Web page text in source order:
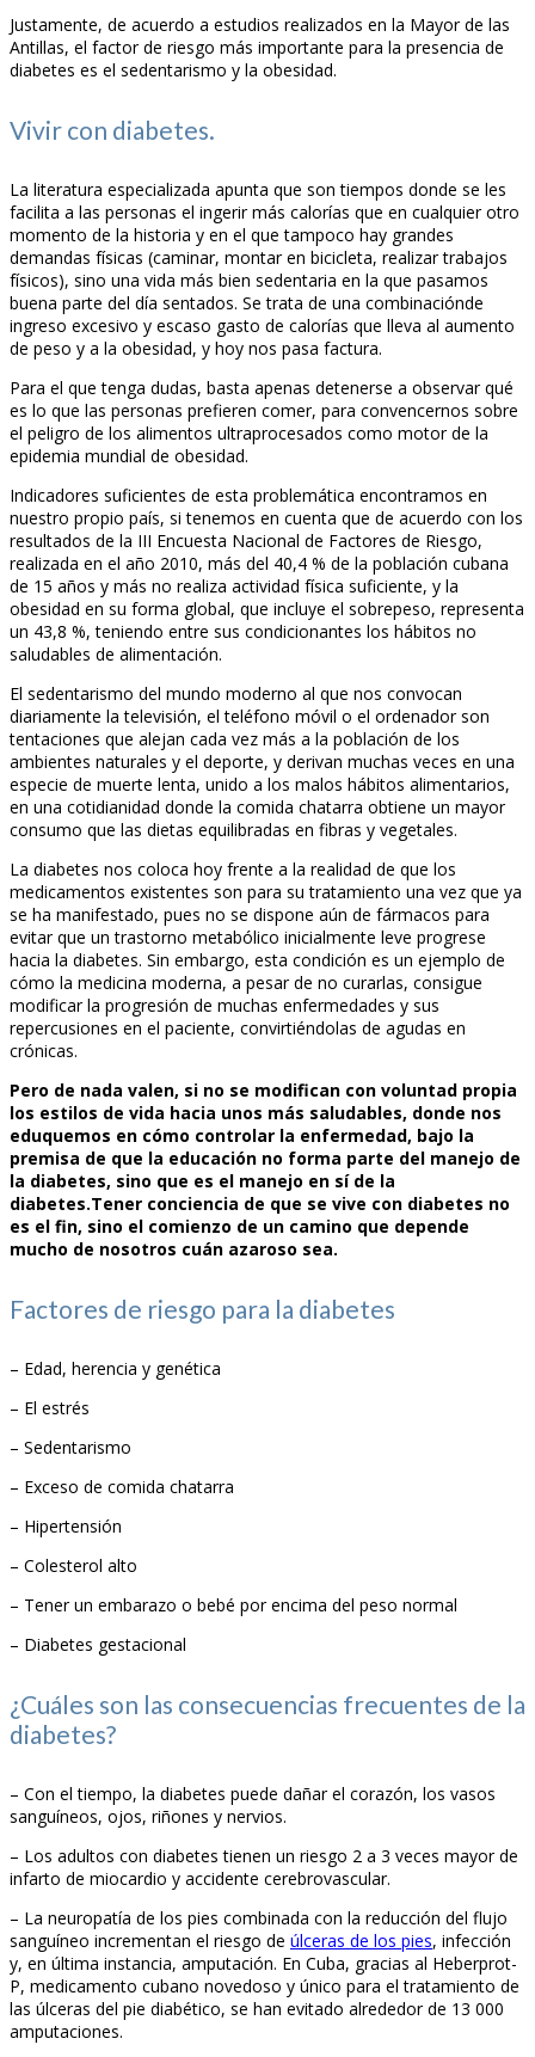
Justamente, de acuerdo a estudios realizados en la Mayor de las
Antillas, el factor de riesgo más importante para la presencia de
diabetes es el sedentarismo y la obesidad.
Vivir con diabetes.
La literatura especializada apunta que son tiempos donde se les
facilita a las personas el ingerir más calorías que en cualquier otro
momento de la historia y en el que tampoco hay grandes
demandas físicas (caminar, montar en bicicleta, realizar trabajos
físicos), sino una vida más bien sedentaria en la que pasamos
buena parte del día sentados. Se trata de una combinaciónde
ingreso excesivo y escaso gasto de calorías que lleva al aumento
de peso y a la obesidad, y hoy nos pasa factura.
Para el que tenga dudas, basta apenas detenerse a observar qué
es lo que las personas prefieren comer, para convencernos sobre
el peligro de los alimentos ultraprocesados como motor de la
epidemia mundial de obesidad.
Indicadores suficientes de esta problemática encontramos en
nuestro propio país, si tenemos en cuenta que de acuerdo con los
resultados de la III Encuesta Nacional de Factores de Riesgo,
realizada en el año 2010, más del 40,4 % de la población cubana
de 15 años y más no realiza actividad física suficiente, y la
obesidad en su forma global, que incluye el sobrepeso, representa
un 43,8 %, teniendo entre sus condicionantes los hábitos no
saludables de alimentación.
El sedentarismo del mundo moderno al que nos convocan
diariamente la televisión, el teléfono móvil o el ordenador son
tentaciones que alejan cada vez más a la población de los
ambientes naturales y el deporte, y derivan muchas veces en una
especie de muerte lenta, unido a los malos hábitos alimentarios,
en una cotidianidad donde la comida chatarra obtiene un mayor
consumo que las dietas equilibradas en fibras y vegetales.
La diabetes nos coloca hoy frente a la realidad de que los
medicamentos existentes son para su tratamiento una vez que ya
se ha manifestado, pues no se dispone aún de fármacos para
evitar que un trastorno metabólico inicialmente leve progrese
hacia la diabetes. Sin embargo, esta condición es un ejemplo de
cómo la medicina moderna, a pesar de no curarlas, consigue
modificar la progresión de muchas enfermedades y sus
repercusiones en el paciente, convirtiéndolas de agudas en
crónicas.
Pero de nada valen, si no se modifican con voluntad propia
los estilos de vida hacia unos más saludables, donde nos
eduquemos en cómo controlar la enfermedad, bajo la
premisa de que la educación no forma parte del manejo de
la diabetes, sino que es el manejo en sí de la
diabetes.Tener conciencia de que se vive con diabetes no
es el fin, sino el comienzo de un camino que depende
mucho de nosotros cuán azaroso sea.
Factores de riesgo para la diabetes
– Edad, herencia y genética
– El estrés
– Sedentarismo
– Exceso de comida chatarra
– Hipertensión
– Colesterol alto
– Tener un embarazo o bebé por encima del peso normal
– Diabetes gestacional
¿Cuáles son las consecuencias frecuentes de la
diabetes?
– Con el tiempo, la diabetes puede dañar el corazón, los vasos
sanguíneos, ojos, riñones y nervios.
– Los adultos con diabetes tienen un riesgo 2 a 3 veces mayor de
infarto de miocardio y accidente cerebrovascular.
– La neuropatía de los pies combinada con la reducción del flujo
sanguíneo incrementan el riesgo de úlceras de los pies, infección
y, en última instancia, amputación. En Cuba, gracias al Heberprot-
P, medicamento cubano novedoso y único para el tratamiento de
las úlceras del pie diabético, se han evitado alrededor de 13 000
amputaciones.